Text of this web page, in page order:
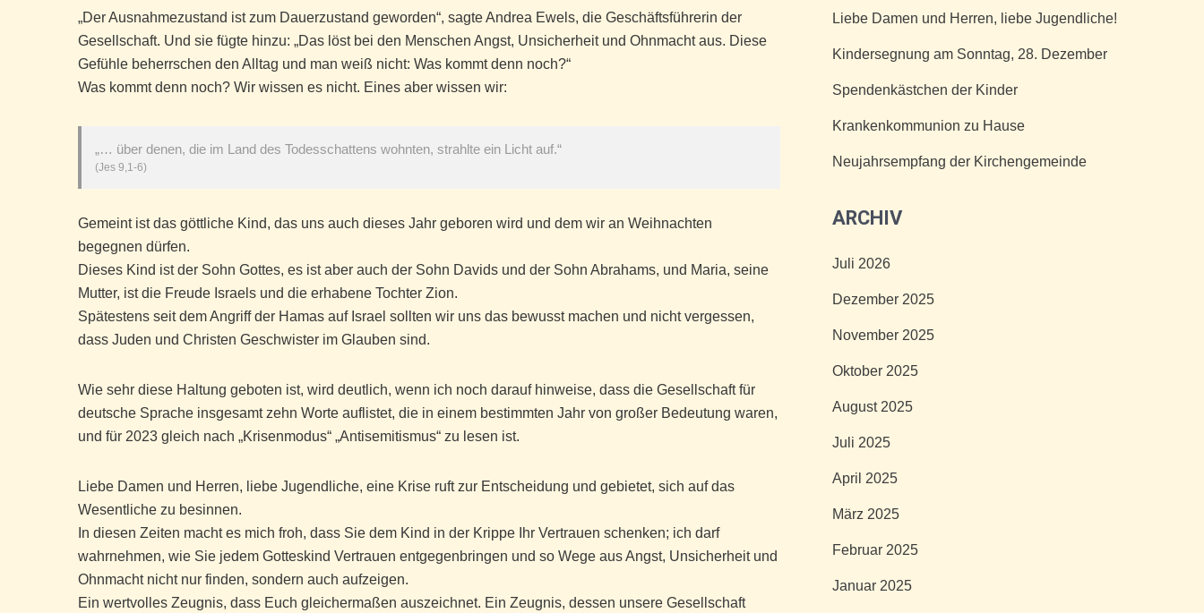
„Der Ausnahmezustand ist zum Dauerzustand geworden“, sagte Andrea Ewels, die Geschäftsführerin der
Gesellschaft. Und sie fügte hinzu: „Das löst bei den Menschen Angst, Unsicherheit und Ohnmacht aus. Diese
Gefühle beherrschen den Alltag und man weiß nicht: Was kommt denn noch?“
Was kommt denn noch? Wir wissen es nicht. Eines aber wissen wir:
„… über denen, die im Land des Todesschattens wohnten, strahlte ein Licht auf.“
(Jes 9,1-6)
Gemeint ist das göttliche Kind, das uns auch dieses Jahr geboren wird und dem wir an Weihnachten
begegnen dürfen.
Dieses Kind ist der Sohn Gottes, es ist aber auch der Sohn Davids und der Sohn Abrahams, und Maria, seine
Mutter, ist die Freude Israels und die erhabene Tochter Zion.
Spätestens seit dem Angriff der Hamas auf Israel sollten wir uns das bewusst machen und nicht vergessen,
dass Juden und Christen Geschwister im Glauben sind.
Wie sehr diese Haltung geboten ist, wird deutlich, wenn ich noch darauf hinweise, dass die Gesellschaft für
deutsche Sprache insgesamt zehn Worte auflistet, die in einem bestimmten Jahr von großer Bedeutung waren,
und für 2023 gleich nach „Krisenmodus“ „Antisemitismus“ zu lesen ist.
Liebe Damen und Herren, liebe Jugendliche, eine Krise ruft zur Entscheidung und gebietet, sich auf das
Wesentliche zu besinnen.
In diesen Zeiten macht es mich froh, dass Sie dem Kind in der Krippe Ihr Vertrauen schenken; ich darf
wahrnehmen, wie Sie jedem Gotteskind Vertrauen entgegenbringen und so Wege aus Angst, Unsicherheit und
Ohnmacht nicht nur finden, sondern auch aufzeigen.
Ein wertvolles Zeugnis, dass Euch gleichermaßen auszeichnet. Ein Zeugnis, dessen unsere Gesellschaft
Liebe Damen und Herren, liebe Jugendliche!
Kindersegnung am Sonntag, 28. Dezember
Spendenkästchen der Kinder
Krankenkommunion zu Hause
Neujahrsempfang der Kirchengemeinde
ARCHIV
Juli 2026
Dezember 2025
November 2025
Oktober 2025
August 2025
Juli 2025
April 2025
März 2025
Februar 2025
Januar 2025